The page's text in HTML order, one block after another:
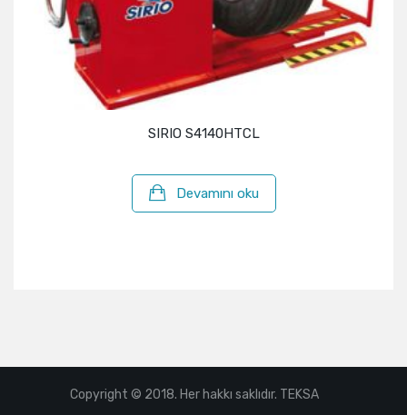
SIRIO S4140HTCL
Devamını oku
Copyright © 2018. Her hakkı saklıdır. TEKSA